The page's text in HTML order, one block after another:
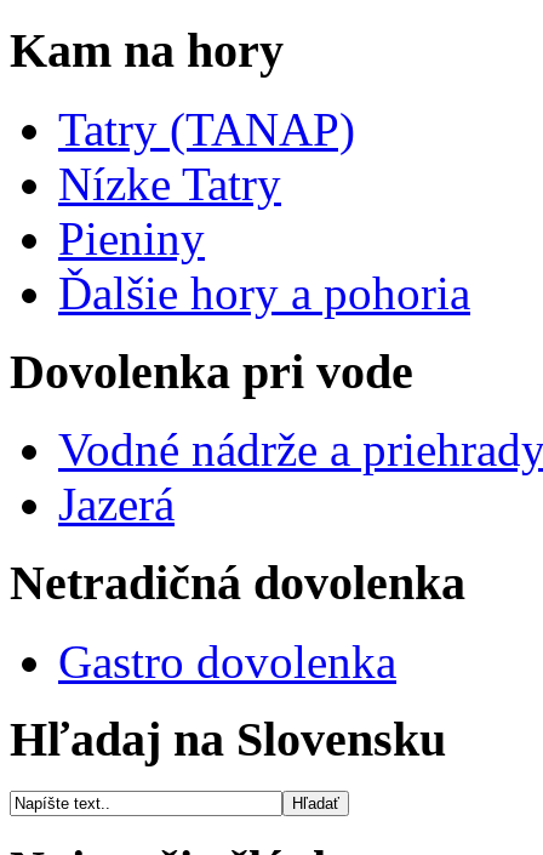
Kam na hory
Tatry (TANAP)
Nízke Tatry
Pieniny
Ďalšie hory a pohoria
Dovolenka pri vode
Vodné nádrže a
Jazerá
Netradičná dovolenka
Gastro dovolenka
Hľadaj na Slovensku